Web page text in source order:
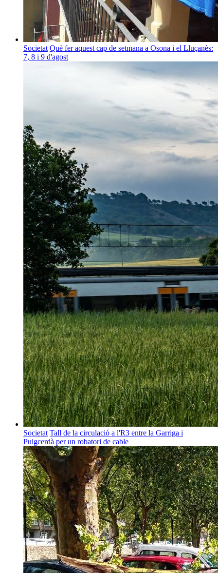
Societat Què fer aquest cap de setmana a Osona i el Lluçanès:
7, 8 i 9 d'agost
Societat Tall de la circulació a l'R3 entre la Garriga i
Puigcerdà per un robatori de cable